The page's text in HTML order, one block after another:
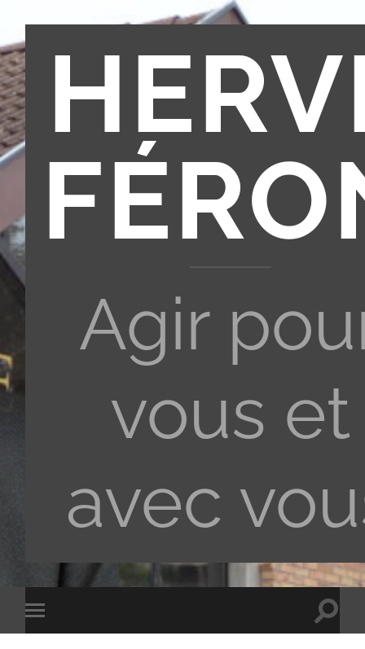
Agir
vous et
avec
Toggle
mobile
Toggle